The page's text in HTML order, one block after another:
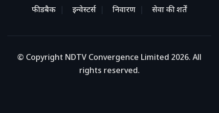
फीडबैक
इन्वेस्टर्स निवारण सेवा की शर्तें
© Copyright NDTV Convergence Limited 2026. All
rights reserved.